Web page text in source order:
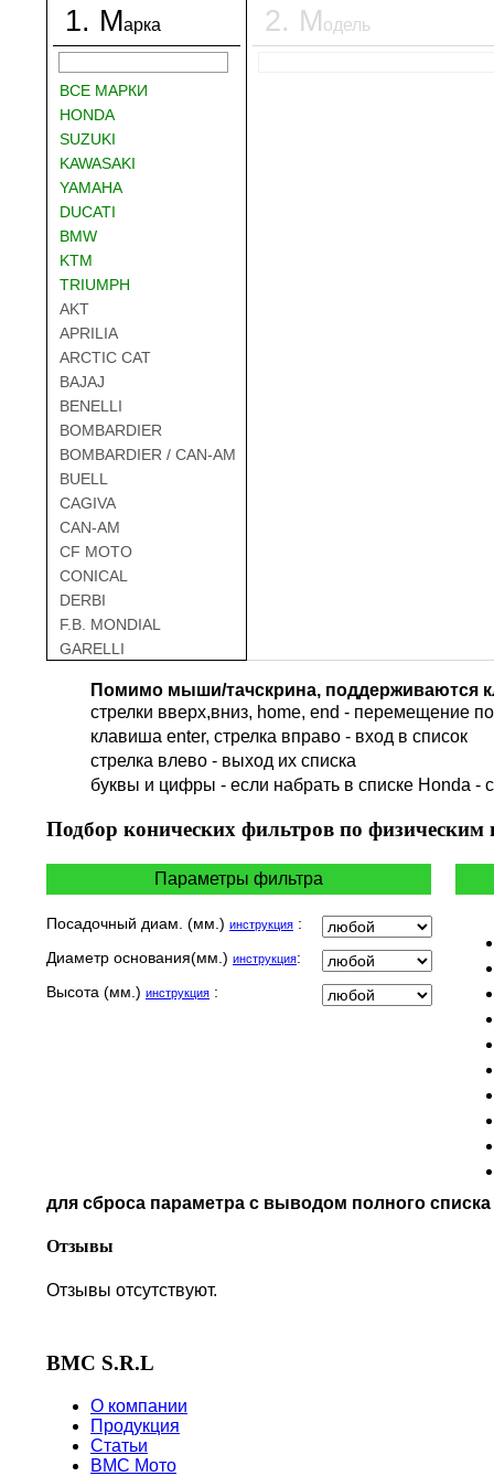
1. Марка
ВСЕ МАРКИ
HONDA
SUZUKI
KAWASAKI
YAMAHA
DUCATI
BMW
KTM
TRIUMPH
AKT
APRILIA
ARCTIC CAT
BAJAJ
BENELLI
BOMBARDIER
BOMBARDIER / CAN-AM
BUELL
CAGIVA
CAN-AM
CF MOTO
CONICAL
DERBI
F.B. MONDIAL
GARELLI
GILERA
HARLEY DAVIDSON
HERO
HUSQVARNA
HYOSUNG / KR MOTORS
INDIAN
KEEWAY
KYMCO
MBK
MOTO GUZZI
TVS
2. Модель
Помимо мыши/тачскрина, поддерживаются
стрелки вверх,вниз, home, end - перемещение
клавиша enter, стрелка вправо - вход в список
cтрелка влево - выход их списка
буквы и цифры - если набрать в списке Honda -
Подбор конических фильтров по физическим
Параметры фильтра
Посадочный диам. (мм.) инструкция :
Диаметр основания(мм.) инструкция:
Высота (мм.) инструкция :
для сброса параметра с выводом полного
Отзывы
Отзывы отсутствуют.
BMC S.R.L
О компании
Продукция
Статьи
BMC Мото